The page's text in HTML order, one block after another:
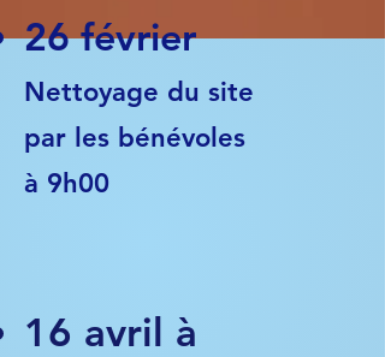
26 février
Nettoyage du site
par les bénévoles​
à 9h00
16 avril à